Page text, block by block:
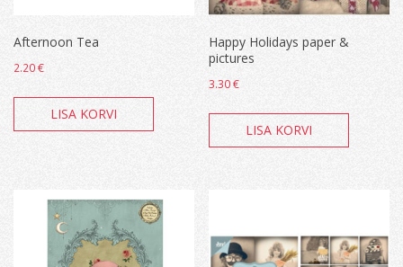
Afternoon Tea
2.20€
LISA KORVI
Happy Holidays paper &
pictures
3.30€
LISA KORVI